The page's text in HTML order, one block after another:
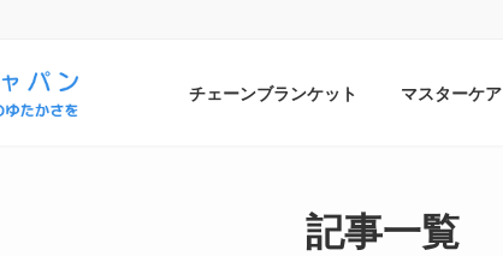
チェーンブランケット マスターケア
記事一覧